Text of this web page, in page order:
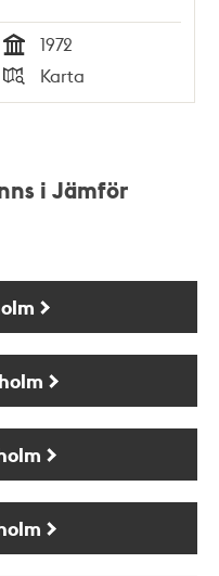
Tid
1972
Karta
i Jämför